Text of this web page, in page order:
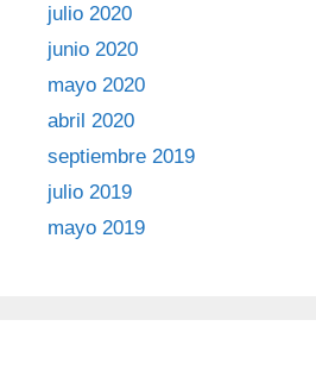
julio 2020
junio 2020
mayo 2020
abril 2020
septiembre 2019
julio 2019
mayo 2019